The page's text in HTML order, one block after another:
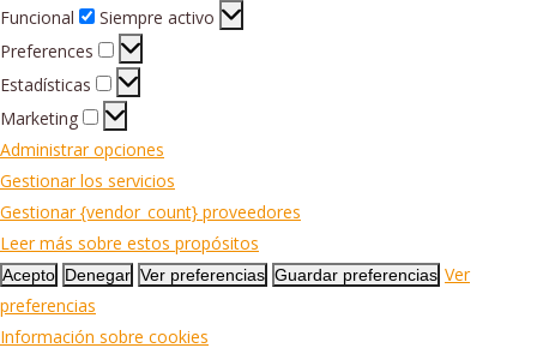
Funcional
Funcional
Siempre activo
Preferences
Preferences
Estadísticas
Estadísticas
Marketing
Marketing
Administrar opciones
Gestionar los servicios
Gestionar {vendor_count} proveedores
Leer más sobre estos propósitos
Acepto Denegar Ver preferencias Guardar preferencias Ver
preferencias
Información sobre cookies